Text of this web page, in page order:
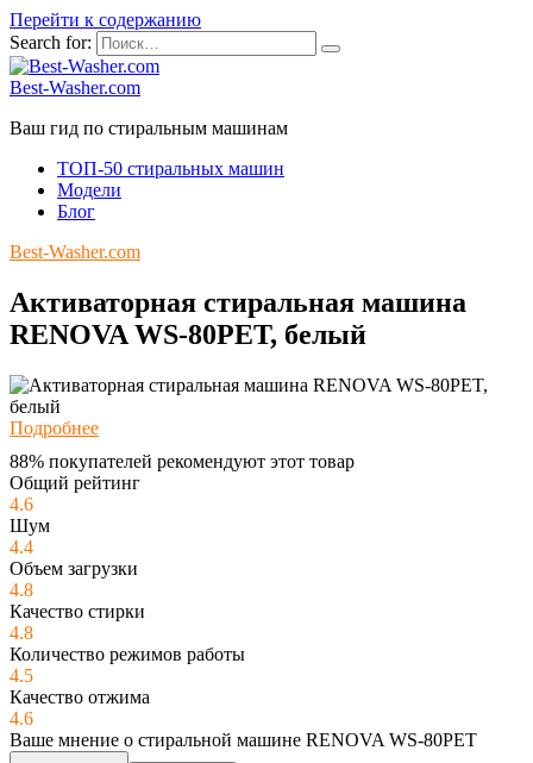
Перейти к содержанию
Search for:
Best-Washer.com
Ваш гид по стиральным машинам
ТОП-50 стиральных машин
Модели
Блог
Best-Washer.com
Активаторная стиральная машина
RENOVA WS-80PET, белый
Подробнее
88% покупателей рекомендуют этот товар
Общий рейтинг
4.6
Шум
4.4
Объем загрузки
4.8
Качество стирки
4.8
Количество режимов работы
4.5
Качество отжима
4.6
Ваше мнение о стиральной машине RENOVA WS-80PET